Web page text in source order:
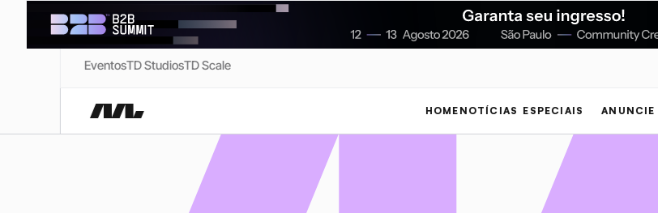
EventosTD StudiosTD Scale
HOME NOTÍCIAS ESPECIAIS ANUNCIE